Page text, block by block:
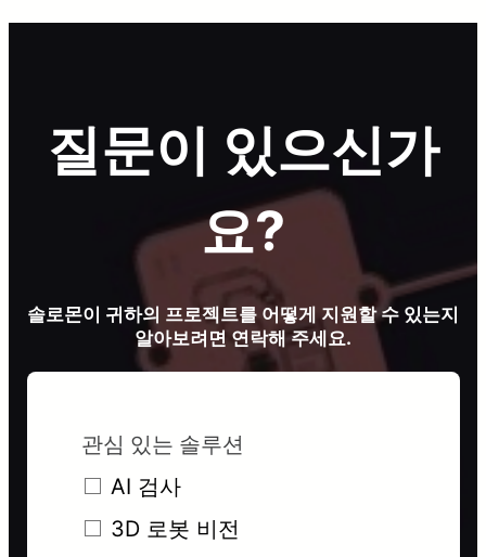
질문이 있으신가
요?
솔로몬이 귀하의 프로젝트를 어떻게 지원할 수 있는지
알아보려면 연락해 주세요.
관심 있는 솔루션
AI 검사
3D 로봇 비전